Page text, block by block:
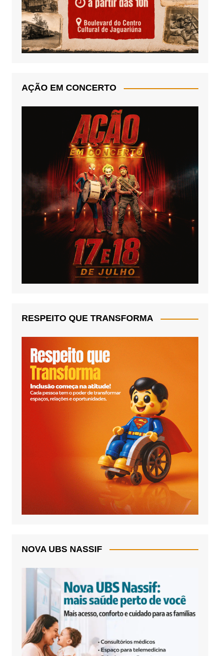
AÇÃO EM CONCERTO
RESPEITO QUE TRANSFORMA
NOVA UBS NASSIF